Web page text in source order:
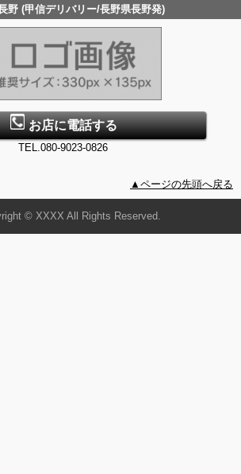
野 (甲信デリバリー/長野県長野発)
お店に電話する
TEL.080-9023-0826
▲ページの先頭へ戻る
© XXXX All Rights Reserved.